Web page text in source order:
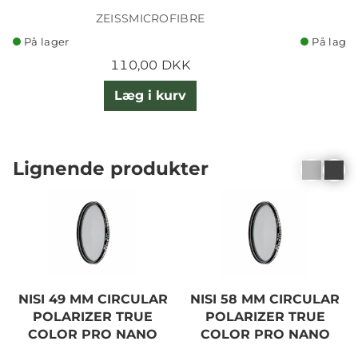
ZEISSMICROFIBRE
På lager
110,00 DKK
Læg i kurv
På lager
Lignende produkter
NISI 49 MM CIRCULAR
POLARIZER TRUE
COLOR PRO NANO
NISI 58 MM CIRCULAR
POLARIZER TRUE
COLOR PRO NANO